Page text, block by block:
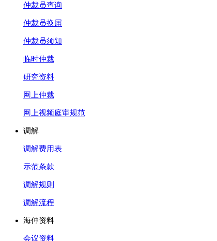
仲裁员查询
仲裁员换届
仲裁员须知
临时仲裁
研究资料
网上仲裁
网上视频庭审规范
调解
调解费用表
示范条款
调解规则
调解流程
海仲资料
会议资料